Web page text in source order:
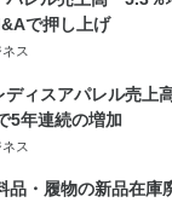
で押し上げ
ス
ディスアパレル売
5年連続の増加
ス
品・履物の新品在